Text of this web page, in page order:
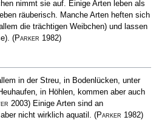
nimmt sie auf. Einige Arten leben als
räuberisch. Manche Arten heften sich
die trächtigen Weibchen) und lassen
(Parker 1982)
in der Streu, in Bodenlücken, unter
in Höhlen, kommen aber auch
2003)Einige Arten sind an
nicht wirklich aquatil. (Parker 1982)